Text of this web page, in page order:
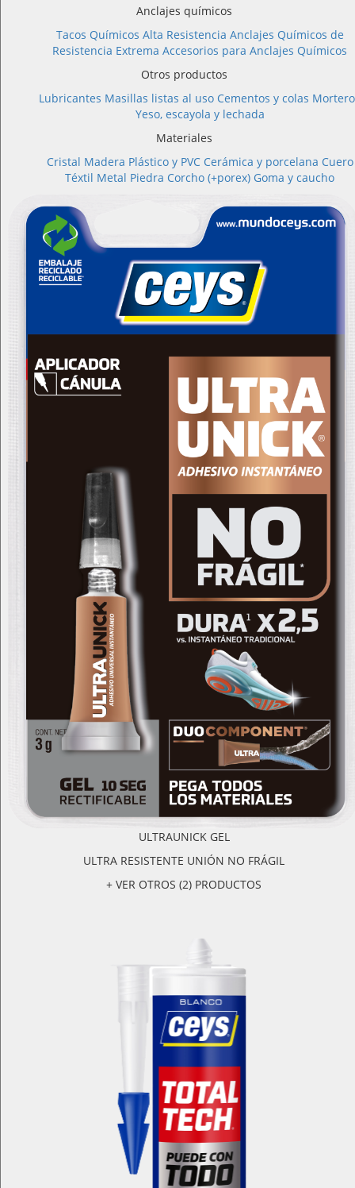
Anclajes químicos
Tacos Químicos Alta Resistencia Anclajes Químicos de
Resistencia Extrema Accesorios para Anclajes Químicos
Otros productos
Lubricantes Masillas listas al uso Cementos y colas
Yeso, escayola y lechada
Materiales
Cristal Madera Plástico y PVC Cerámica y porcelana Cuero
Téxtil Metal Piedra Corcho (+porex) Goma y caucho
ULTRAUNICK GEL
ULTRA RESISTENTE UNIÓN NO FRÁGIL
+ VER OTROS (2) PRODUCTOS